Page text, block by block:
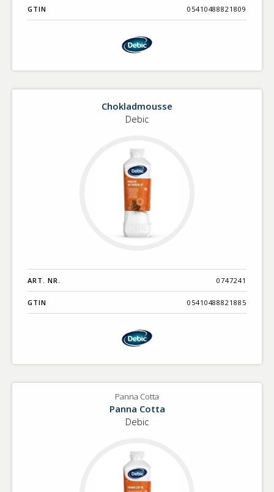
GTIN 05410488821809
Chokladmousse
Debic
ART. NR. 0747241
GTIN 05410488821885
Panna Cotta
Panna Cotta
Debic